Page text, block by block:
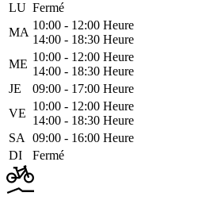
LU Fermé
MA
10:00 ‑ 12:00 Heure
14:00 ‑ 18:30 Heure
ME
10:00 ‑ 12:00 Heure
14:00 ‑ 18:30 Heure
JE
09:00 ‑ 17:00 Heure
VE
10:00 ‑ 12:00 Heure
14:00 ‑ 18:30 Heure
SA
09:00 ‑ 16:00 Heure
DI
Fermé